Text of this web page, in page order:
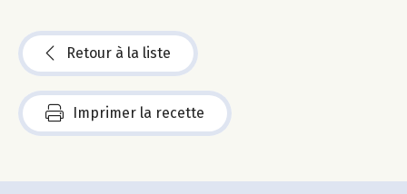
Retour à la liste
Imprimer la recette